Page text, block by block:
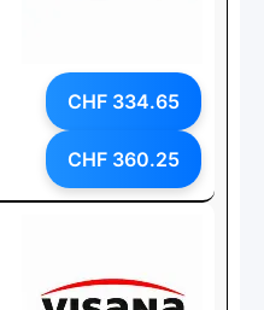
CHF 334.65
CHF 360.25